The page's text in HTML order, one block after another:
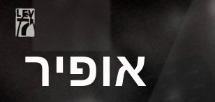
אופיר